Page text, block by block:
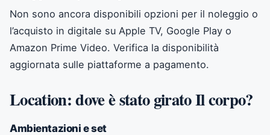
Non sono ancora disponibili opzioni per il noleggio o
l’acquisto in digitale su Apple TV, Google Play o
Amazon Prime Video. Verifica la disponibilità
aggiornata sulle piattaforme a pagamento.
Location: dove è stato girato Il corpo?
Ambientazioni e set